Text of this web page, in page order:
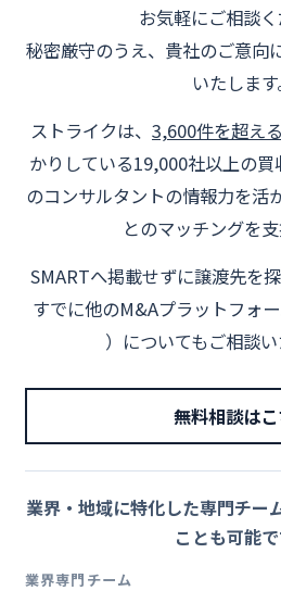
お気軽にご相談く
秘密厳守のうえ、貴社のご意向
いたします
ストライクは、 3,600件を超え
かりしている19,000社以上の
のコンサルタントの情報力を活
とのマッチングを支
SMARTへ掲載せずに譲渡先を
すでに他のM&Aプラットフォ
）についてもご相談い
無料相談は
業界・地域に特化した専門チー
ことも可能で
業界専門チーム